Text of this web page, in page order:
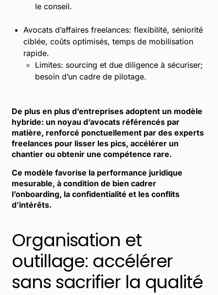
le conseil.
Avocats d’affaires freelances: flexibilité, séniorité
ciblée, coûts optimisés, temps de mobilisation
rapide.
Limites: sourcing et due diligence à sécuriser;
besoin d’un cadre de pilotage.
De plus en plus d’entreprises adoptent un modèle
hybride: un noyau d’avocats référencés par
matière, renforcé ponctuellement par des experts
freelances pour lisser les pics, accélérer un
chantier ou obtenir une compétence rare.
Ce modèle favorise la performance juridique
mesurable, à condition de bien cadrer
l’onboarding, la confidentialité et les conflits
d’intérêts.
Organisation et
outillage: accélérer
sans sacrifier la qualité